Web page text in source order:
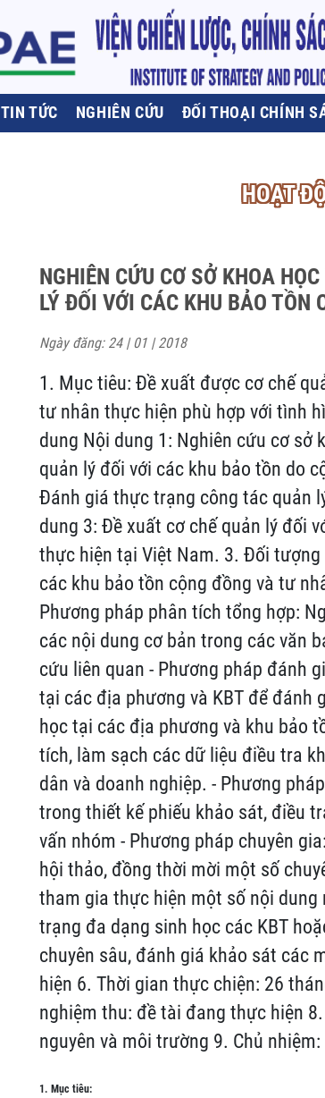
TIN TỨC NGHIÊN CỨU ĐỐI THOẠI CHÍNH
HOẠT
NGHIÊN CỨU CƠ SỞ KHOA
LÝ ĐỐI VỚI CÁC KHU BẢO TỒN
Ngày đăng: 24 | 01 | 2018
1. Mục tiêu: Đề xuất được cơ chế
tư nhân thực hiện phù hợp với tình
dung Nội dung 1: Nghiên cứu cơ sở
quản lý đối với các khu bảo tồn do
Đánh giá thực trạng công tác quản
dung 3: Đề xuất cơ chế quản lý đối
thực hiện tại Việt Nam. 3. Đối tượng
các khu bảo tồn cộng đồng và tư
Phương pháp phân tích tổng hợp:
các nội dung cơ bản trong các văn
cứu liên quan - Phương pháp đánh
tại các địa phương và KBT để đánh
học tại các địa phương và khu bảo
tích, làm sạch các dữ liệu điều tra
dân và doanh nghiệp. - Phương
trong thiết kế phiếu khảo sát, điều
vấn nhóm - Phương pháp chuyên
hội thảo, đồng thời mời một số
tham gia thực hiện một số nội dung
trạng đa dạng sinh học các KBT
chuyên sâu, đánh giá khảo sát các
hiện 6. Thời gian thực chiện: 26
nghiệm thu: đề tài đang thực hiện
nguyên và môi trường 9. Chủ
1. Mục tiêu: